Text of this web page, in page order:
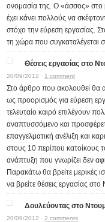
ονομασία της. Ο «άσσος» στο
έχει κάνει πολλούς να
στόχο την εύρεση εργασίας.
τη χώρα που συγκαταλέγεται
Θέσεις εργασίας στο
20/09/2012 · 1 comment
Στο άρθρο που ακολουθεί θα
ως προορισμός για εύρεση
τελευταίο καιρό επιλέγουν
αναπτυσσόμενο και
επαγγελματική ανέλιξη και
στους 10 περίπου κατοίκους
ανάπτυξη που γνωρίζει δεν
Παρακάτω θα βρείτε μερικές
να βρείτε θέσεις εργασίας
Δουλεύοντας στο
20/09/2012 ·2 comments